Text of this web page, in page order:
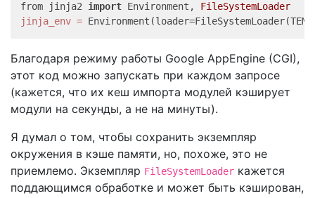
from jinja2 import Environment, FileSystemLoader
jinja_env =
Благодаря режиму работы Google AppEngine (CGI),
этот код можно запускать при каждом запросе
(кажется, что их кеш импорта модулей кэширует
модули на секунды, а не на минуты).
Я думал о том, чтобы сохранить экземпляр
окружения в кэше памяти, но, похоже, это не
приемлемо. Экземпляр FileSystemLoader кажется
поддающимся обработке и может быть кэширован,